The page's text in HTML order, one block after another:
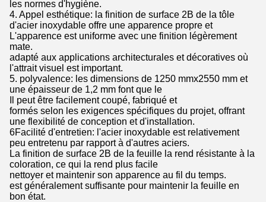
les normes d'hygiène.
4. Appel esthétique: la finition de surface 2B de la tôle
d'acier inoxydable offre une apparence propre et
L'apparence est uniforme avec une finition légèrement
mate.
adapté aux applications architecturales et décoratives où
l'attrait visuel est important.
5. polyvalence: les dimensions de 1250 mmx2550 mm et
une épaisseur de 1,2 mm font que le
Il peut être facilement coupé, fabriqué et
formés selon les exigences spécifiques du projet, offrant
une flexibilité de conception et d'installation.
6Facilité d'entretien: l'acier inoxydable est relativement
peu entretenu par rapport à d'autres aciers.
La finition de surface 2B de la feuille la rend résistante à la
coloration, ce qui la rend plus facile
nettoyer et maintenir son apparence au fil du temps.
est généralement suffisante pour maintenir la feuille en
bon état.